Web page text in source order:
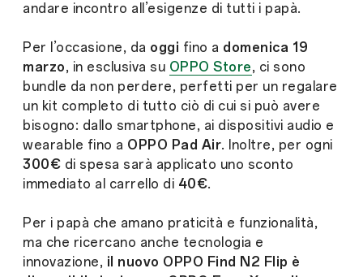
andare incontro all’esigenze di tutti i papà.
Per l’occasione, da oggi fino a domenica 19
marzo, in esclusiva su OPPO Store, ci sono
bundle da non perdere, perfetti per un regalare
un kit completo di tutto ciò di cui si può avere
bisogno: dallo smartphone, ai dispositivi audio e
wearable fino a OPPO Pad Air. Inoltre, per ogni
300€ di spesa sarà applicato uno sconto
immediato al carrello di 40€.
Per i papà che amano praticità e funzionalità,
ma che ricercano anche tecnologia e
innovazione, il nuovo OPPO Find N2 Flip è